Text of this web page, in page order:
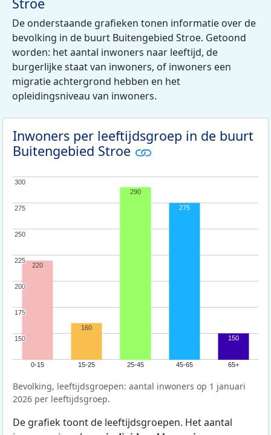
De onderstaande grafieken tonen informatie over de
bevolking in de buurt Buitengebied Stroe. Getoond
worden: het aantal inwoners naar leeftijd, de
burgerlijke staat van inwoners, of inwoners een
migratie achtergrond hebben en het
opleidingsniveau van inwoners.
Inwoners per leeftijdsgroep in de buurt
Buitengebied Stroe
0-15 15-25 25-45 45-65 65+
150
150
175
175
200
200
225
225
250
250
275
275
300
300
220
160
290
275
150
Bevolking, leeftijdsgroepen: aantal inwoners op 1 januari
2026 per leeftijdsgroep.
De grafiek toont de leeftijdsgroepen. Het aantal